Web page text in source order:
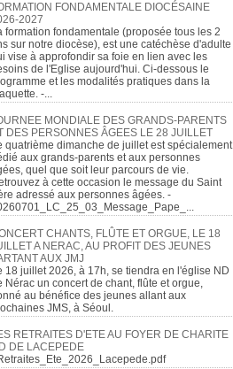
FONDAMENTALE DIOCÉSAINE
2027
formation fondamentale (proposée tous les 2
sur notre diocèse), est une catéchèse d'adulte
vise à approfondir sa foie en lien avec les
de l'Eglise aujourd'hui. Ci-dessous le
et les modalités pratiques dans la
-...
MONDIALE DES GRANDS-PARENTS
DES PERSONNES ÂGEES LE 28 JUILLET
quatrième dimanche de juillet est spécialement
aux grands-parents et aux personnes
quel que soit leur parcours de vie.
à cette occasion le message du Saint
adressé aux personnes âgées. -
CHANTS, FLÛTE ET ORGUE, LE 18
A NERAC, AU PROFIT DES JEUNES
AUX JMJ
18 juillet 2026, à 17h, se tiendra en l'église ND
Nérac un concert de chant, flûte et orgue,
au bénéfice des jeunes allant aux
JMS, à Séoul.
RETRAITES D'ETE AU FOYER DE CHARITE
DE LACEPEDE